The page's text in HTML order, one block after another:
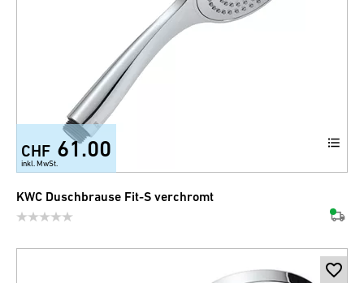
CHF 61.00
inkl. MwSt.
KWC Duschbrause Fit-S verchromt